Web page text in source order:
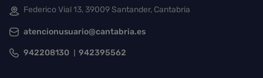
Federico Vial 13, 39009 Santander, Cantabria
atencionusuario@cantabria.es
942208130 942395562